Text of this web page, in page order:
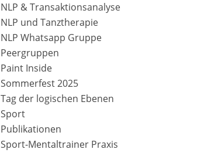
NLP & Transaktionsanalyse
NLP und Tanztherapie
NLP Whatsapp Gruppe
Peergruppen
Paint Inside
Sommerfest 2025
Tag der logischen Ebenen
Sport
Publikationen
Sport-Mentaltrainer Praxis